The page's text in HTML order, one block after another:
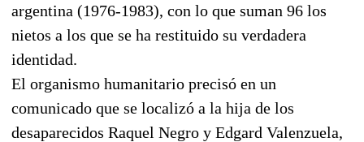
argentina (1976-1983), con lo que suman 96 los
nietos a los que se ha restituido su verdadera
identidad.
El organismo humanitario precisó en un
comunicado que se localizó a la hija de los
desaparecidos Raquel Negro y Edgard Valenzuela,